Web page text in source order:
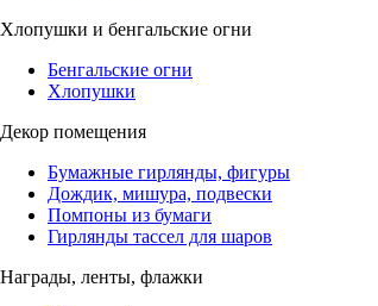
Хлопушки и бенгальские огни
Бенгальские огни
Хлопушки
Декор помещения
Бумажные гирлянды, фигуры
Дождик, мишура, подвески
Помпоны из бумаги
Гирлянды тассел для шаров
Награды, ленты, флажки